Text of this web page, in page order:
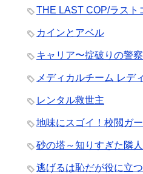
THE LAST COP/ラスト
カインとアベル
キャリア〜掟破りの警
メディカルチーム レデ
レンタル救世主
地味にスゴイ！校閲ガ
砂の塔～知りすぎた隣人
逃げるは恥だが役に立つ